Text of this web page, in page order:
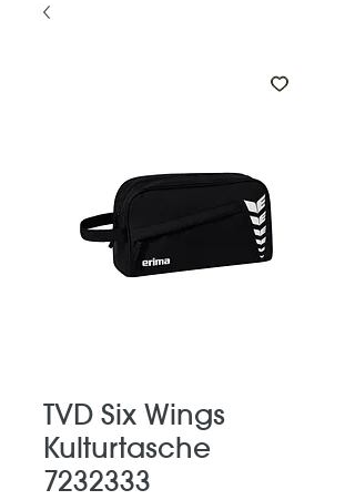
TVD Six Wings
Kulturtasche
7232333